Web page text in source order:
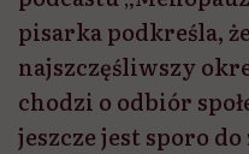
pisarka podkreśla,
najszczęśliwszy
chodzi o odbiór
jeszcze jest sporo